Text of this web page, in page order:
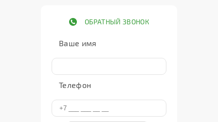
ОБРАТНЫЙ ЗВОНОК
Ваше имя
Телефон